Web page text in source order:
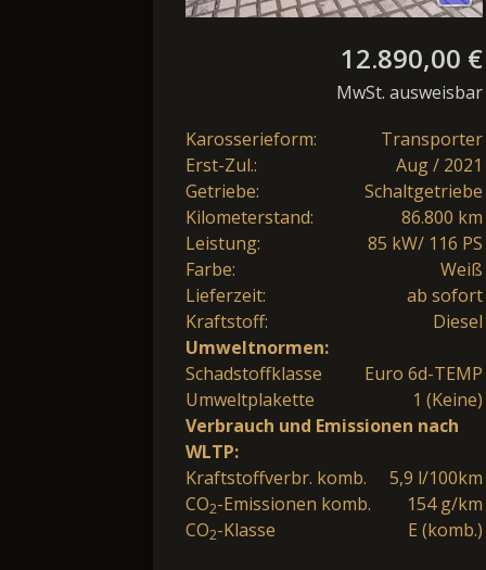
12.890,00 €
MwSt. ausweisbar
Karosserieform:
Transporter
Erst-Zul.:
Aug / 2021
Getriebe:
Schaltgetriebe
Kilometerstand:
86.800 km
Leistung:
85 kW/ 116 PS
Farbe:
Weiß
Lieferzeit:
ab sofort
Kraftstoff:
Diesel
Umweltnormen:
Schadstoffklasse
Euro 6d-TEMP
Umweltplakette
1 (Keine)
Verbrauch und Emissionen nach
WLTP:
Kraftstoffverbr. komb.
5,9 l/100km
CO2-Emissionen komb.
154 g/km
CO2-Klasse E (komb.)